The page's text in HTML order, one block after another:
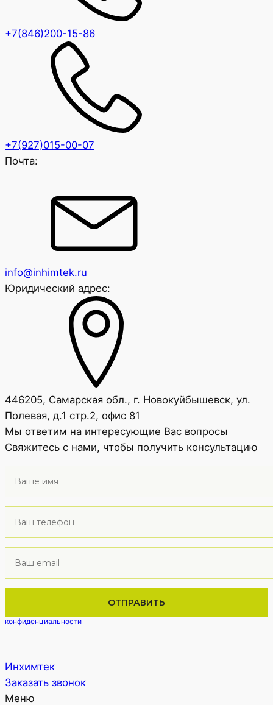
+7(846)200-15-86
+7(927)015-00-07
Почта:
info@inhimtek.ru
Юридический адрес:
446205, Самарская обл., г. Новокуйбышевск, ул.
Полевая, д.1 стр.2, офис 81
Мы ответим на интересующие Вас вопросы
Свяжитесь с нами, чтобы получить консультацию
конфиденциальности
Инхимтек
Заказать звонок
Меню